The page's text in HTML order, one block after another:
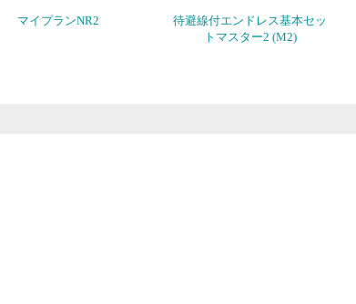
マイプランNR2
待避線付エンドレス基本セッ
トマスター2 (M2)